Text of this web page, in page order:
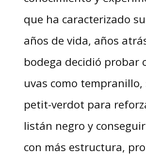
que ha caracterizado
años de vida, años
bodega decidió probar
uvas como tempranillo,
petit-verdot para
listán negro y
con más estructura,